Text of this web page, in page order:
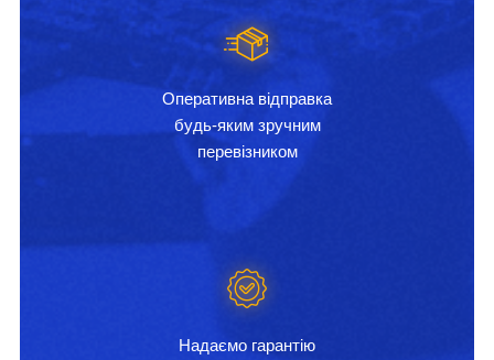
Оперативна відправка
будь-яким зручним
перевізником
Надаємо гарантію